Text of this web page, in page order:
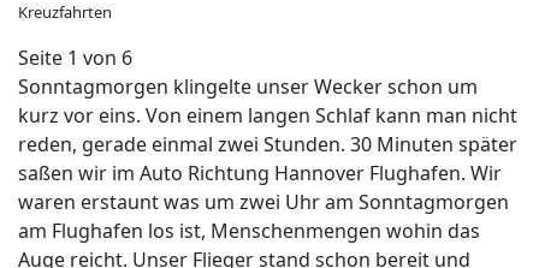
Kreuzfahrten
Seite 1 von 6
Sonntagmorgen klingelte unser Wecker schon um
kurz vor eins. Von einem langen Schlaf kann man nicht
reden, gerade einmal zwei Stunden. 30 Minuten später
saßen wir im Auto Richtung Hannover Flughafen. Wir
waren erstaunt was um zwei Uhr am Sonntagmorgen
am Flughafen los ist, Menschenmengen wohin das
Auge reicht. Unser Flieger stand schon bereit und